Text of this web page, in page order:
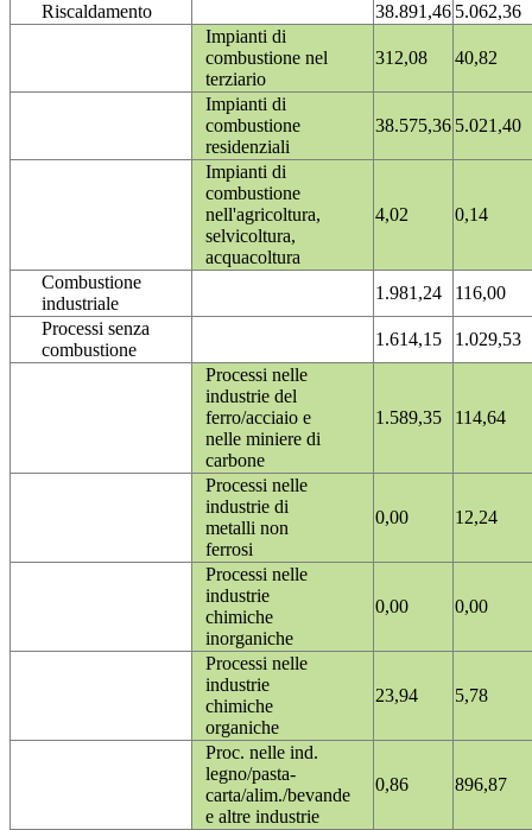
Riscaldamento
38.891,46 5.062,36
Impianti di
combustione nel
terziario
312,08 40,82
Impianti di
combustione
residenziali
38.575,36 5.021,40
Impianti di
combustione
nell'agricoltura,
selvicoltura,
acquacoltura
4,02 0,14
Combustione
industriale
1.981,24
116,00
Processi senza
combustione
1.614,15
1.029,53
Processi nelle
industrie del
ferro/acciaio e
nelle miniere di
carbone
1.589,35 114,64
Processi nelle
industrie di
metalli non
ferrosi
0,00 12,24
Processi nelle
industrie
chimiche
inorganiche
0,00 0,00
Processi nelle
industrie
chimiche
organiche
23,94 5,78
Proc. nelle ind.
legno/pasta-
carta/alim./bevande
e altre industrie
0,86 896,87